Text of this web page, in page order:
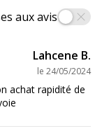
aux avis
Lahcene B.
le 24/05/2024
achat rapidité de